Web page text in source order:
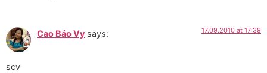
Cao Bảo Vy says: 17.09.2010 at 17:39
scv